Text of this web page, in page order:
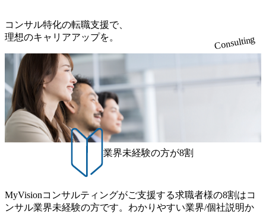
コンサル特化の転職支援で、
理想のキャリアアップを。
Consulting
業界未経験の方が8割
MyVisionコンサルティングがご支援する求職者様の8割はコ
ンサル業界未経験の方です。わかりやすい業界/個社説明か